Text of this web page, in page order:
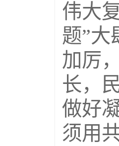
伟大
题”大
加厉
长，
做好
须用